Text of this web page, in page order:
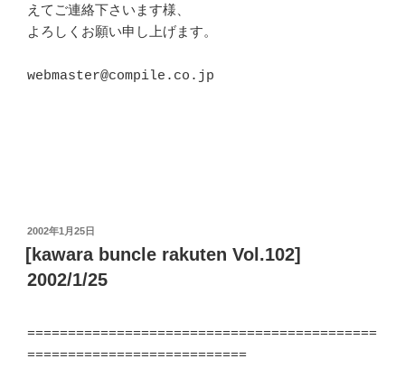
えてご連絡下さいます様、
よろしくお願い申し上げます。
webmaster@compile.co.jp
投
稿
日:
2002年1月25日
[kawara buncle rakuten Vol.102]
2002/1/25
===========================================
===========================